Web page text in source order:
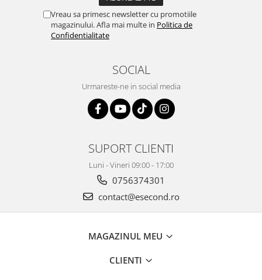
Mobila si transport animale de
Zgarzi, lese si hamuri
Desktop PC & Monitoare
Imprimante, Scanere &
Retelistica & Supraveghere
Servere, Componente & UPS
Sport & Activitati in aer liber
Vreau sa primesc newsletter cu promotiile
magazinului. Afla mai multe in Politica de
Confidentialitate
SOCIAL
Urmareste-ne in social media
SUPORT CLIENTI
Luni - Vineri 09:00 - 17:00
0756374301
contact@esecond.ro
MAGAZINUL MEU
CLIENTI